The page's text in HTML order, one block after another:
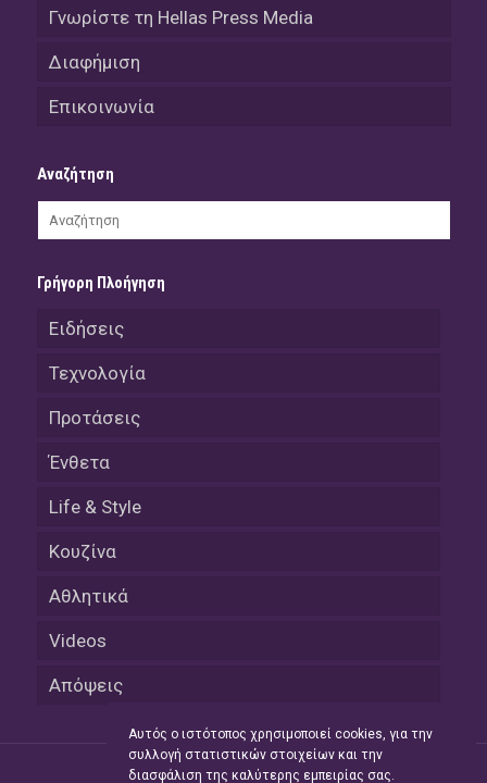
Γνωρίστε τη Hellas Press Media
Διαφήμιση
Επικοινωνία
Αναζήτηση
Γρήγορη Πλοήγηση
Ειδήσεις
Τεχνολογία
Προτάσεις
Ένθετα
Life & Style
Κουζίνα
Αθλητικά
Videos
Απόψεις
Αυτός ο ιστότοπος χρησιμοποιεί cookies, για την
συλλογή στατιστικών στοιχείων και την
διασφάλιση της καλύτερης εμπειρίας σας.